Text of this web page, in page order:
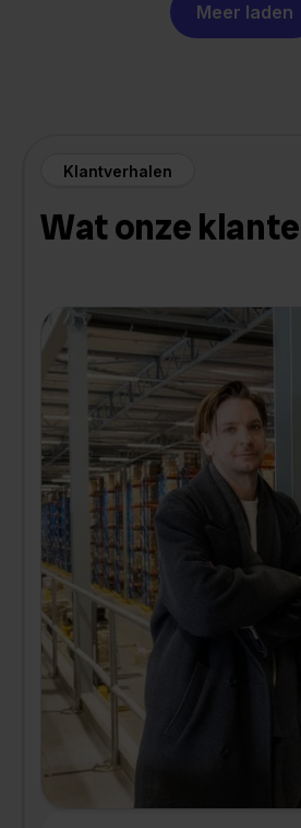
Meer laden
Klantverhalen
Wat onze